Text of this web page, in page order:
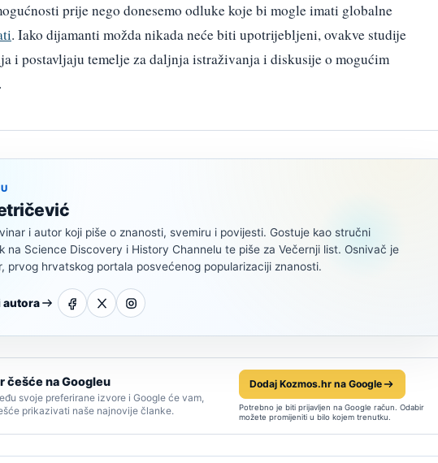
prije nego donesemo odluke koje bi mogle imati globalne
. Iako dijamanti možda nikada neće biti upotrijebljeni, ovakve studije
i postavljaju temelje za daljnja istraživanja i diskusije o mogućim
i autor koji piše o znanosti, svemiru i povijesti. Gostuje kao stručni
na Science Discovery i History Channelu te piše za Večernji list. Osnivač je
prvog hrvatskog portala posvećenog popularizaciji znanosti.
autora
češće na Googleu
svoje preferirane izvore i Google će vam,
prikazivati naše najnovije članke.
Dodaj Kozmos.hr na Google
Potrebno je biti prijavljen na Google račun. Odabir
možete promijeniti u bilo kojem trenutku.